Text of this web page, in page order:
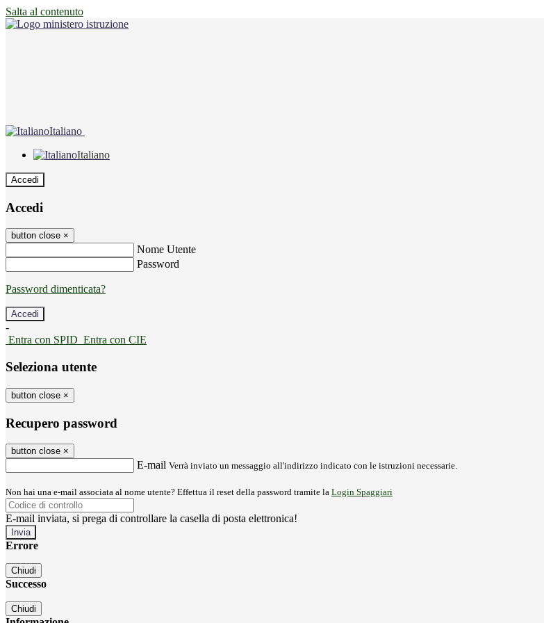
Salta al contenuto
Italiano
Italiano
Accedi
Accedi
button close ×
Nome Utente
Password
Password dimenticata?
-
Entra con SPID Entra con CIE
Seleziona utente
button close ×
Recupero password
button close ×
E-mail Verrà inviato un messaggio all'indirizzo indicato con le istruzioni necessarie.
Non hai una e-mail associata al nome utente? Effettua il reset della password tramite la Login Spaggiari
E-mail inviata, si prega di controllare la casella di posta elettronica!
Errore
Chiudi
Successo
Chiudi